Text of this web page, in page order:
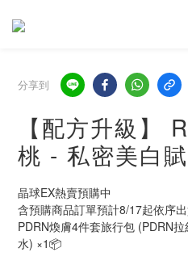
分享到
【配方升級】
桃 - 私密美白
晶球EX熱賣預購中
含預購商品訂單預計8/17起依序
PDRN煥膚4件套旅行包 (PDRN
水) ×1📦